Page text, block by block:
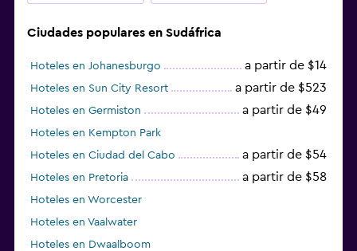
Ciudades populares en Sudáfrica
Hoteles en Johanesburgo a partir de $14
Hoteles en Sun City Resort a partir de $523
Hoteles en Germiston a partir de $49
Hoteles en Kempton Park
Hoteles en Ciudad del Cabo
a partir de $54
Hoteles en Pretoria a partir de $58
Hoteles en Worcester
Hoteles en Vaalwater
Hoteles en Dwaalboom